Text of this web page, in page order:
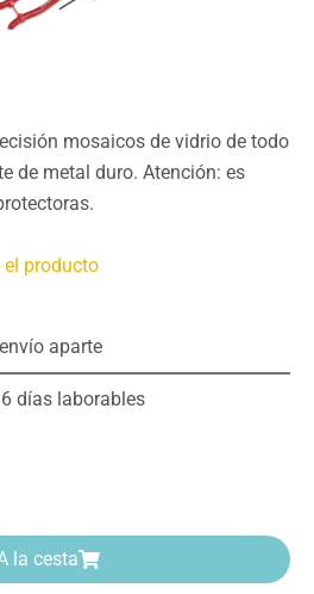
mosaicos de vidrio de todo
de metal duro. Atención: es
producto
aparte
días laborables
introduce la
la cesta